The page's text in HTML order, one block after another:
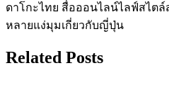
ดาโกะไทย สื่อออนไลน์ไลฟ์สไต
หลายแง่มุมเกี่ยวกับญี่ปุ่น
Related Posts